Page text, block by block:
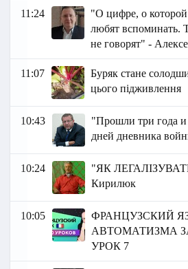
11:24
"О цифре, о которой
любят вспоминать.
не говорят" -
11:07
Буряк стане
цього підживлення
10:43
"Прошли три года и
дней дневника
10:24
"ЯК
Кирилюк
10:05
ФРАНЦУЗСКИЙ
АВТОМАТИЗМА
УРОК 7